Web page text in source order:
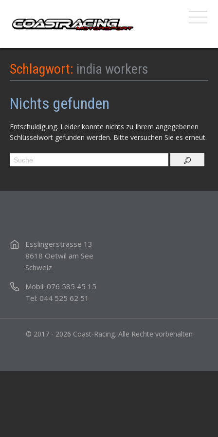
Schlagwort: india workers
Nichts gefunden
Entschuldigung. Leider konnte nichts zu Ihrem angegebenen
Schlüsselwort gefunden werden. Bitte versuchen Sie es erneut.
Esslingerstrasse 13
8618 Oetwil am See
Schweiz
Mobil: 076 585 45 15
Tel: 044 525 62 51
© 2017 - 2026 Coast-Racing. Alle Rechte vorbehalten